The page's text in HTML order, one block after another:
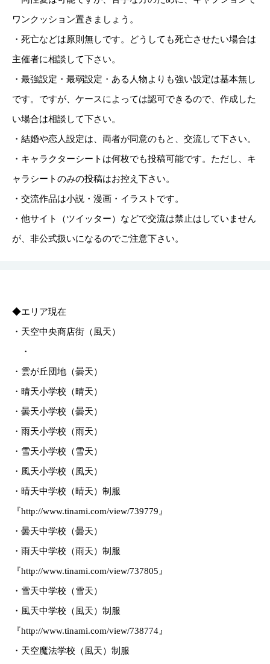
ワンクッション置きましょう。
・死亡などは原則無しです。どうしても死亡させたい場合は
主催者に相談して下さい。
・最強設定・最弱設定・ある人物よりも強い設定は基本無し
です。ですが、ケースによっては認可できるので、作成した
い場合は相談して下さい。
・結婚や恋人設定は、両者が同意のもと、交流して下さい。
・キャラクターシートは何枚でも投稿可能です。ただし、キ
ャラシートのみの投稿はお控え下さい。
・交流作品は小説・漫画・イラストです。
・他サイト（ツイッター）などで交流は禁止はしていません
が、非公式扱いになるのでご注意下さい。
◆エリア現在
・天空中央商店街（風天）
・
・雲が丘団地（曇天）
・晴天小学校（晴天）
・曇天小学校（曇天）
・雨天小学校（雨天）
・雪天小学校（雪天）
・風天小学校（風天）
・晴天中学校（晴天）制服
『http://www.tinami.com/view/739779』
・曇天中学校（曇天）
・雨天中学校（雨天）制服
『http://www.tinami.com/view/737805』
・雪天中学校（雪天）
・風天中学校（風天）制服
『http://www.tinami.com/view/738774』
・天空魔法学校（風天）制服